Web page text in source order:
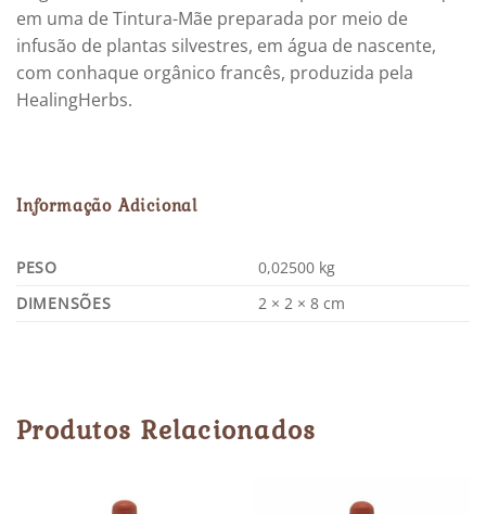
em uma de Tintura-Mãe preparada por meio de
infusão de plantas silvestres, em água de nascente,
com conhaque orgânico francês, produzida pela
HealingHerbs.
Informação Adicional
PESO
0,02500 kg
DIMENSÕES
2 × 2 × 8 cm
Produtos Relacionados